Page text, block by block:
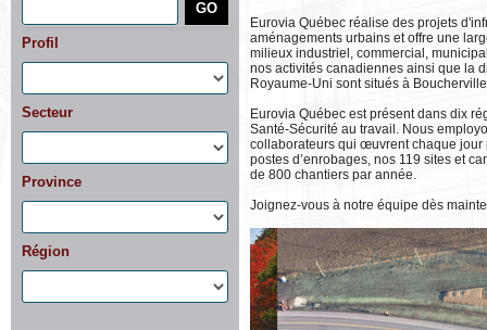
Profil
Secteur
Province
Région
Eurovia Québec réalise des projets
aménagements urbains et offre une
milieux industriel, commercial,
nos activités canadiennes ainsi que la
Royaume-Uni sont situés à
Eurovia Québec est présent dans dix
Santé-Sécurité au travail. Nous
collaborateurs qui œuvrent chaque
postes d’enrobages, nos 119 sites et
de 800 chantiers par année.
Joignez-vous à notre équipe dès